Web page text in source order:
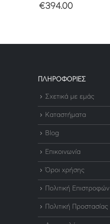
€394.00
ΠΛΗΡΟΦΟΡΙΕΣ
Σχετικά με εμάς
Καταστήματα
Blog
Επικοινωνία
Όροι χρήσης
Πολιτική Επιστροφών
Πολιτική Προστασίας